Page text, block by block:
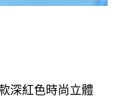
深紅色時尚立體